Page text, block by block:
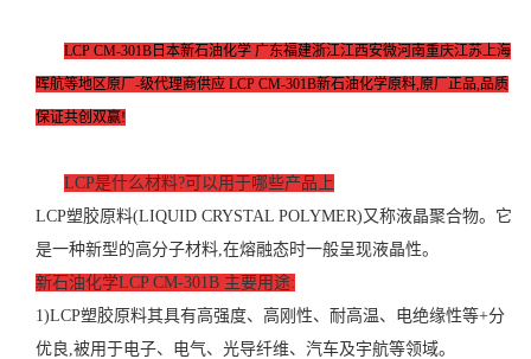
LCP CM-301B日本新石油化学 广东福建浙江江西安微河南重庆江苏上海
晖航等地区原厂-级代理商供应 LCP CM-301B新石油化学原料,原厂正品,品质
保证共创双赢!
LCP是什么材料?可以用于哪些产品 上
LCP塑胶原料(LIQUID CRYSTAL POLYMER)又称液晶聚合物。它
是一种新型的高分子材料,在熔融态时一般呈现液晶性。
新石油化学LCP CM-301B 主要用途:
1)LCP塑胶原料其具有高强度、高刚性、耐高温、电绝缘性等+分
优良,被用于电子、电气、光导纤维、汽车及宇航等领域。